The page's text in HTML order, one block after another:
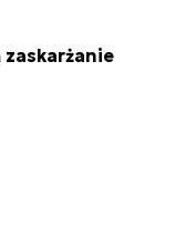
zaskarżanie